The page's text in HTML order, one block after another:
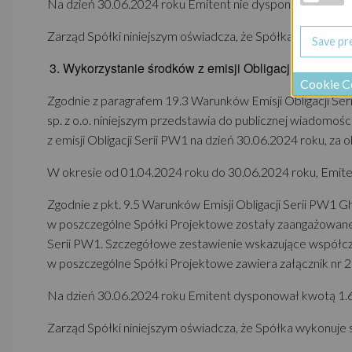
Na dzień 30.06.2024 roku Emitent nie dysponował
Zarząd Spółki niniejszym oświadcza, że Spółka
Wykorzystanie środków z emisji Obligacji
Zgodnie z paragrafem 19.3 Warunków Emisji Obligacji
sp. z o.o. niniejszym przedstawia do publicznej
z emisji Obligacji Serii PW1 na dzień 30.06.2024 roku,
W okresie od 01.04.2024 roku do 30.06.2024 roku,
Zgodnie z pkt. 9.5 Warunków Emisji Obligacji Serii PW1
w poszczególne Spółki Projektowe zostały
Serii PW1. Szczegółowe zestawienie wskazujące
w poszczególne Spółki Projektowe zawiera załącznik nr
Na dzień 30.06.2024 roku Emitent dysponował kwotą
Zarząd Spółki niniejszym oświadcza, że Spółka
Cookie